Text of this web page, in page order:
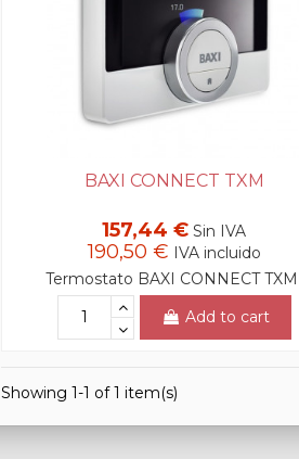
BAXI CONNECT TXM
157,44 € Sin IVA
190,50 € IVA incluido
Termostato BAXI CONNECT TXM
Add to cart
Showing 1-1 of 1 item(s)